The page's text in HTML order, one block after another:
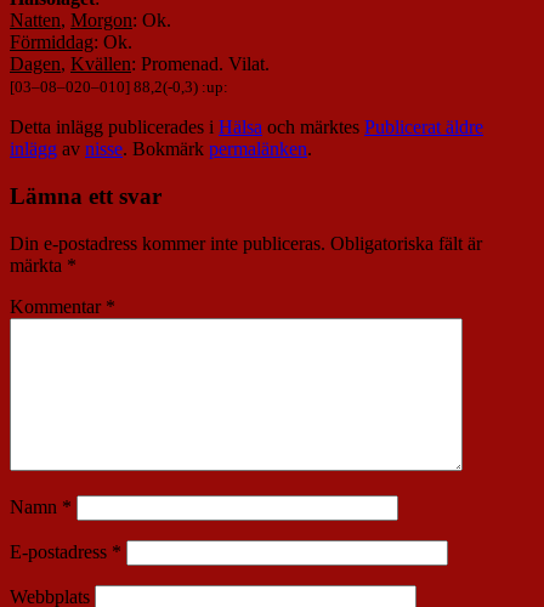
Natten, Morgon: Ok.
Förmiddag: Ok.
Dagen, Kvällen: Promenad. Vilat.
[03–08–020–010] 88,2(-0,3) :up:
Detta inlägg publicerades i Hälsa och märktes Publicerat äldre
inlägg av nisse. Bokmärk permalänken.
Lämna ett svar
Din e-postadress kommer inte publiceras. Obligatoriska fält är
märkta *
Kommentar *
Namn *
E-postadress *
Webbplats